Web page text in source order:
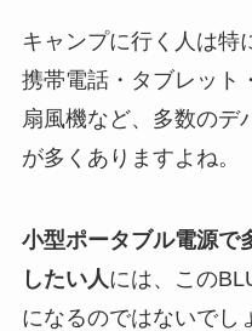
キャンプに行く人は特
携帯電話・タブレット
扇風機など、多数のデ
が多くありますよね。
小型ポータブル電源で
したい人 には、この
になるのではないでし